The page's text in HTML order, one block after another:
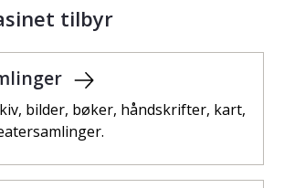
tilbyr
bilder, bøker, håndskrifter, kart,